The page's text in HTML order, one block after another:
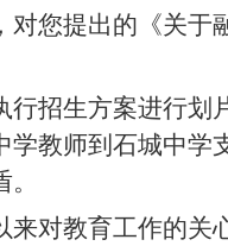
对您提出的《关于
行招生方案进行
学教师到石城中
来对教育工作的关